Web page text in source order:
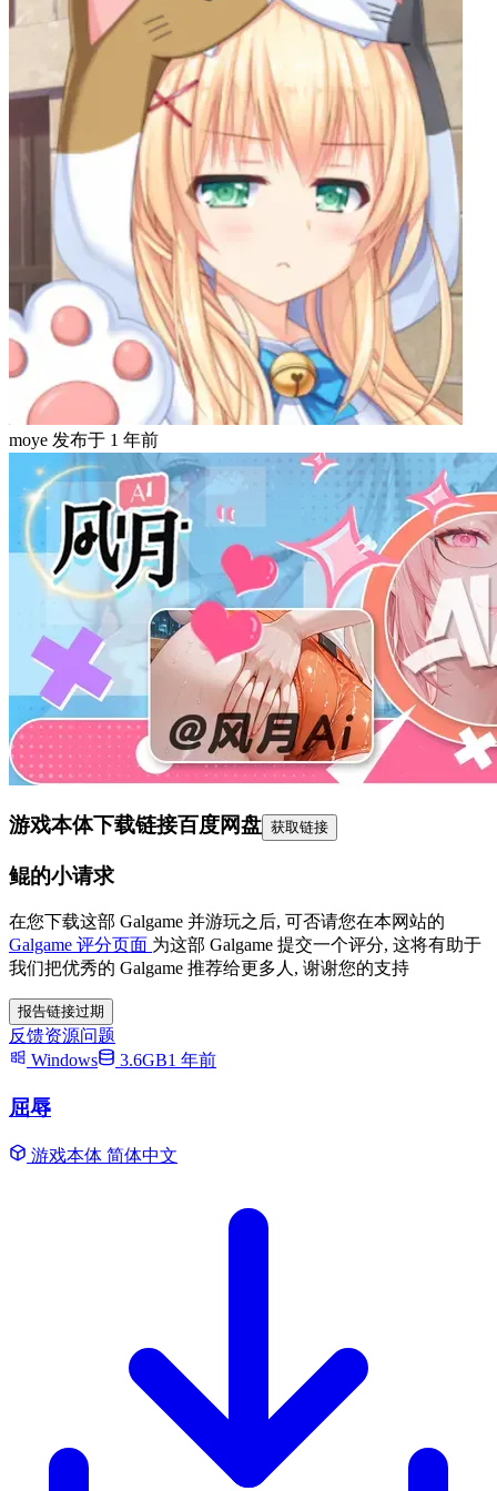
moye 发布于 1 年前
游戏本体下载链接百度网盘 获取链接
鲲的小请求
在您下载这部 Galgame 并游玩之后, 可否请您在本网站的
Galgame 评分页面 为这部 Galgame 提交一个评分, 这将有助于
我们把优秀的 Galgame 推荐给更多人, 谢谢您的支持
报告链接过期
反馈资源问题
Windows
3.6GB1 年前
屈辱
游戏本体 简体中文